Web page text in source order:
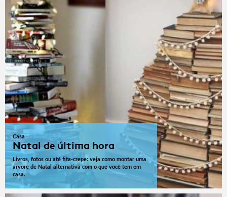
Casa
Natal de última hora
Livros, fotos ou até fita-crepe: veja como montar uma
árvore de Natal alternativa com o que você tem em
casa.